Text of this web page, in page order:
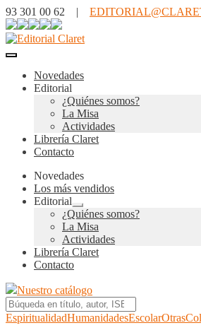
93 301 00 62 |
Novedades
Editorial
¿Quiénes somos?
La Misa
Actividades
Librería Claret
Contacto
Novedades
Los más vendidos
Editorial
Expandir
el
menú
hijo
¿Quiénes somos?
La Misa
Actividades
Librería Claret
Contacto
Nuestro catálogo
EspiritualidadHumanidadesEscolarOtras